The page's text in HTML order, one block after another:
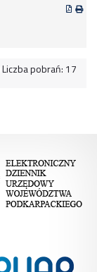
Liczba pobrań: 17